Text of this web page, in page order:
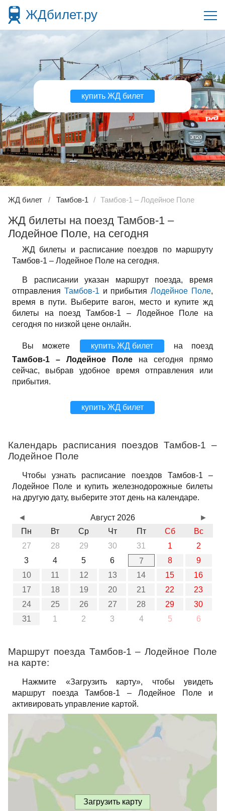
ЖДбилет.ру
купить ЖД билет
ЖД билет Тамбов-1 Тамбов-1 – Лодейное Поле
ЖД билеты на поезд Тамбов-1 –
Лодейное Поле, на сегодня
ЖД билеты и расписание поездов по маршруту
Тамбов-1 – Лодейное Поле на сегодня.
В расписании указан маршрут поезда, время
отправления Тамбов-1 и прибытияЛодейное Поле,
время в пути. Выберите вагон, место и купите жд
билеты на поезд Тамбов-1 – Лодейное Поле на
сегодня по низкой цене онлайн.
Вы можете купить ЖД билет
на поезд
Тамбов-1 – Лодейное Поле на сегодня прямо
сейчас, выбрав удобное время отправления или
прибытия.
купить ЖД билет
Календарь расписания поездов Тамбов-1 –
Лодейное Поле
Чтобы узнать расписание поездов Тамбов-1 –
Лодейное Поле и купить железнодорожные билеты
на другую дату, выберите этот день на календаре.
Август 2026
Пн
Вт Ср Чт Пт Сб
Вс
27
28 29 30 31 1
2
3
4 5 6 7 8
9
10
11 12 13 14 15
16
17
18 19 20 21 22
23
24
25 26 27 28 29
30
31
1 2 3 4 5 6
◄ ►
Маршрут поезда Тамбов-1 – Лодейное Поле
на карте:
Нажмите «Загрузить карту», чтобы увидеть
маршрут поезда Тамбов-1 – Лодейное Поле и
активировать управление картой.
Загрузить карту